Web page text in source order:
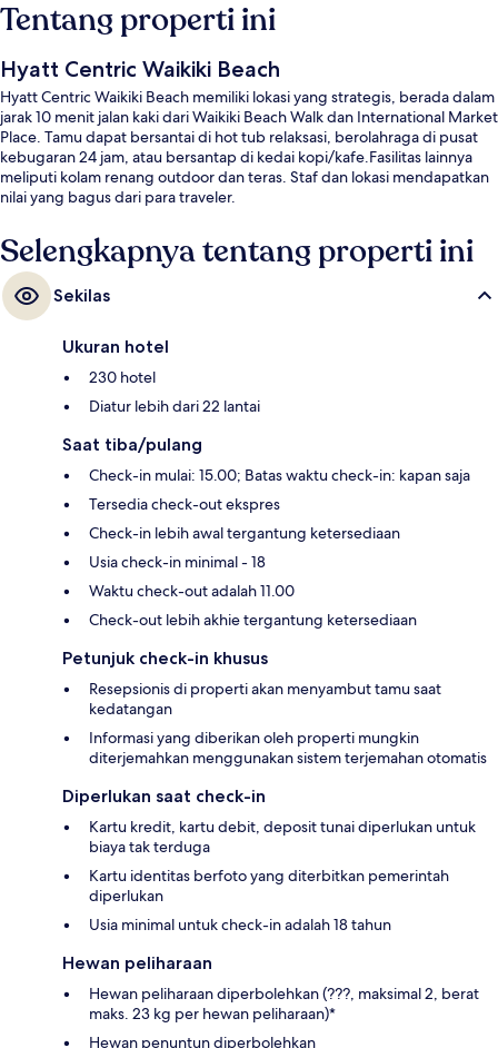
Tentang properti ini
Hyatt Centric Waikiki Beach
Hyatt Centric Waikiki Beach memiliki lokasi yang strategis, berada dalam
jarak 10 menit jalan kaki dari Waikiki Beach Walk dan International Market
Place. Tamu dapat bersantai di hot tub relaksasi, berolahraga di pusat
kebugaran 24 jam, atau bersantap di kedai kopi/kafe.Fasilitas lainnya
meliputi kolam renang outdoor dan teras. Staf dan lokasi mendapatkan
nilai yang bagus dari para traveler.
Selengkapnya tentang properti ini
Sekilas
Ukuran hotel
230 hotel
Diatur lebih dari 22 lantai
Saat tiba/pulang
Check-in mulai: 15.00; Batas waktu check-in: kapan saja
Tersedia check-out ekspres
Check-in lebih awal tergantung ketersediaan
Usia check-in minimal - 18
Waktu check-out adalah 11.00
Check-out lebih akhie tergantung ketersediaan
Petunjuk check-in khusus
Resepsionis di properti akan menyambut tamu saat
kedatangan
Informasi yang diberikan oleh properti mungkin
diterjemahkan menggunakan sistem terjemahan otomatis
Diperlukan saat check-in
Kartu kredit, kartu debit, deposit tunai diperlukan untuk
biaya tak terduga
Kartu identitas berfoto yang diterbitkan pemerintah
diperlukan
Usia minimal untuk check-in adalah 18 tahun
Hewan peliharaan
Hewan peliharaan diperbolehkan (???, maksimal 2, berat
maks. 23 kg per hewan peliharaan)*
Hewan penuntun diperbolehkan